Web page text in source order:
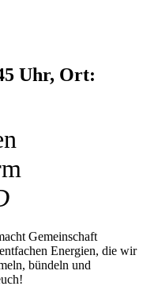
Uhr, Ort:
Gemeinschaft
Energien, die wir
bündeln und